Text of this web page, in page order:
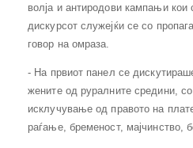
волја и антиродови кампањи кои
дискурсот служејќи се со
говор на омраза.
- На првиот панел се
жените од руралните средини,
исклучување од правото на
раѓање, бременост, мајчинство,